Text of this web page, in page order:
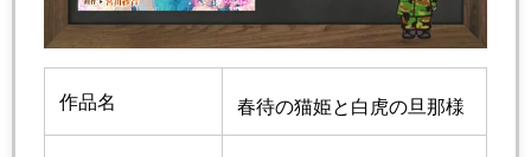
作品名 春待の猫姫と白虎の旦那様